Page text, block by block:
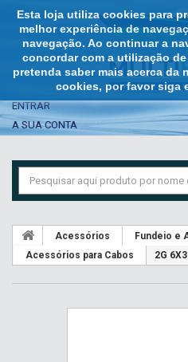
Esta loja utiliza cookies para
melhor experiência de
navegação. Ao continuar a
concordar com a utilização
pretenda saber mais acerca da
cookies, por favor siga
ENTRAR
A SUA CONTA
Acessórios
Fundeio e
Acessórios para Cabos
2G